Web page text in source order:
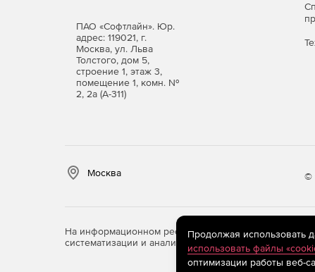
ПАО «Софтлайн». Юр.
адрес: 119021, г.
Москва, ул. Льва
Толстого, дом 5,
строение 1, этаж 3,
помещение 1, комн. №
2, 2а (А-311)
Москва ©
На информационном ресурсе store.softline.ru
систематизации и анализа сведений, относящихся
Продолжая использовать
использовать файлы
оптимизации работы веб-